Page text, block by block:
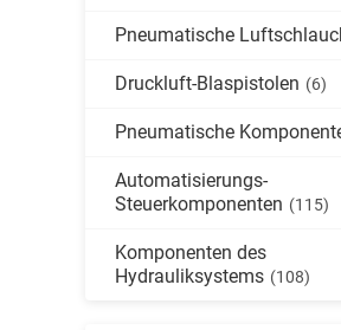
Pneumatische
Druckluft-Blaspistolen (6)
Pneumatische
Automatisierungs-
Steuerkomponenten (115)
Komponenten des
Hydrauliksystems (108)